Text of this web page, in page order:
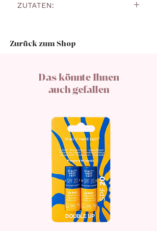
ZUTATEN:
Cerifera Wachs, CI 15850,
77891, Jojobaester,
Sonnenblumenwachs, CI 45410,
CI 15850, CI 19140, gehärtetes
Dicaprylylether, Akazienwachs,
Prunus Armeniaca Kernöl,
Vanillin, Polyglycerin-3, Sorbit,
Laurylglucosid, Kaolin,
Polyglyceryl-2
Dipolyhydroxystearat, CI 77491,
Wasser, Olea Europaea Fruchtöl,
Prunus Amygdalisöl, Argania
Spinosa-Fruchtextrakt, Glycerin,
Tocopherol, Ascorbylpalmitat,
Zurück zum Shop
Das könnte Ihnen
auch gefallen